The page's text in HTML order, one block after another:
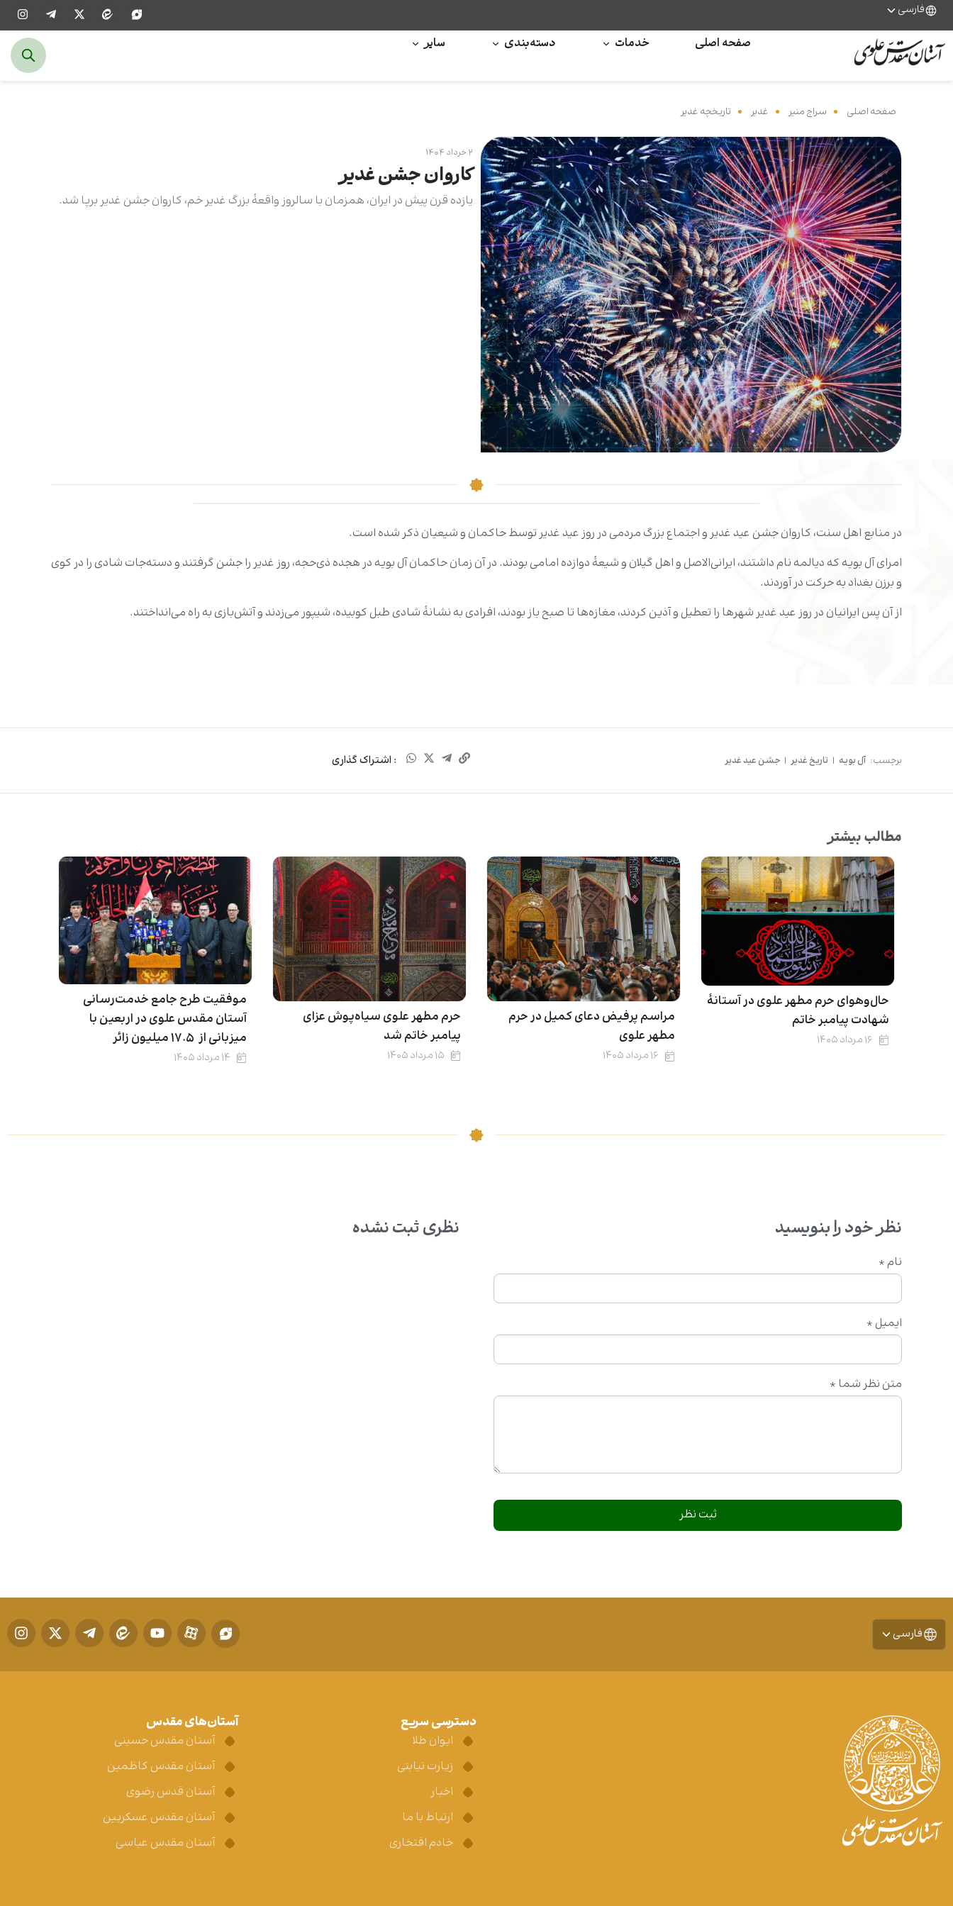
فارسی
صفحه اصلی خدمات دسته‌بندی سایر
صفحه اصلی سراج منیر غدیر تاریخچه غدیر
۲ خرداد ۱۴۰۴
کاروان جشن غدیر
یازده قرن پیش در ایران، همزمان با سالروز واقعۀ بزرگ غدیر خم، کاروان جشن غدیر برپا شد.
دانلود
در منابع اهل سنت، کاروان جشن عید غدیر و اجتماع بزرگ مردمی در روز عید غدیر توسط حاکمان و شیعیان ذکر شده است.
امرای آل بویه که دیالمه نام داشتند، ایرانی‌الاصل و اهل گیلان و شیعۀ دوازده امامی بودند. در آن زمان حاکمان آل بویه در هجده ذی‌حجه، روز غدیر را جشن گرفتند و دسته‌جات شادی را در کوی
و برزن بغداد به حرکت در آوردند.
از آن پس ایرانیان در روز عید غدیر شهرها را تعطیل و آذین کردند، مغازه‌ها تا صبح باز بودند، افرادی به نشانۀ شادی طبل کوبیده، شیپور می‌زدند و آتش‌بازی به راه می‌انداختند.
برچسب: آل بویه | تاریخ غدیر | جشن عید غدیر : اشتراک گذاری
مطالب بیشتر
حال‌وهوای حرم مطهر علوی در آستانۀ
شهادت پیامبر خاتم
۱۶ مرداد ۱۴۰۵
مراسم پرفیض دعای کمیل در حرم
مطهر علوی
۱۶ مرداد ۱۴۰۵
حرم مطهر علوی سیاه‌پوش عزای
پیامبر خاتم شد
۱۵ مرداد ۱۴۰۵
موفقیت طرح جامع خدمت‌رسانی
آستان مقدس علوی در اربعین با
میزبانی از ۱۷.۵ میلیون زائر
۱۴ مرداد ۱۴۰۵
نظر خود را بنویسید
متن نظر شما *
نام *
ایمیل *
نظری ثبت نشده
فارسی
دسترسی سریع
ایوان طلا
زیارت نیابتی
اخبار
ارتباط با ما
خادم افتخاری
آستان‌های مقدس
آستان مقدس حسینی
آستان مقدس کاظمین
آستان قدس رضوی
آستان مقدس عسکریین
آستان مقدس عباسی